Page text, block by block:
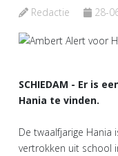
Redactie 28-
SCHIEDAM - Er is
Hania te vinden.
De twaalfjarige
vertrokken uit school